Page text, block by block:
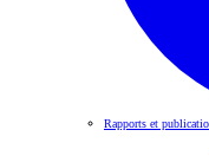
Rapports et